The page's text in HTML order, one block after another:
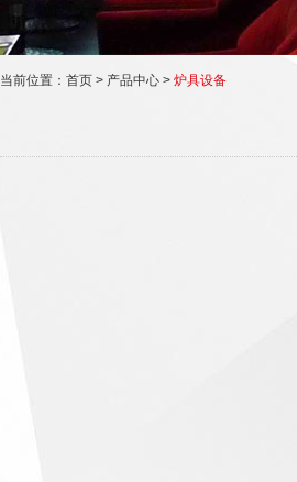
当前位置： 首页 > 产品中心 > 炉具设备